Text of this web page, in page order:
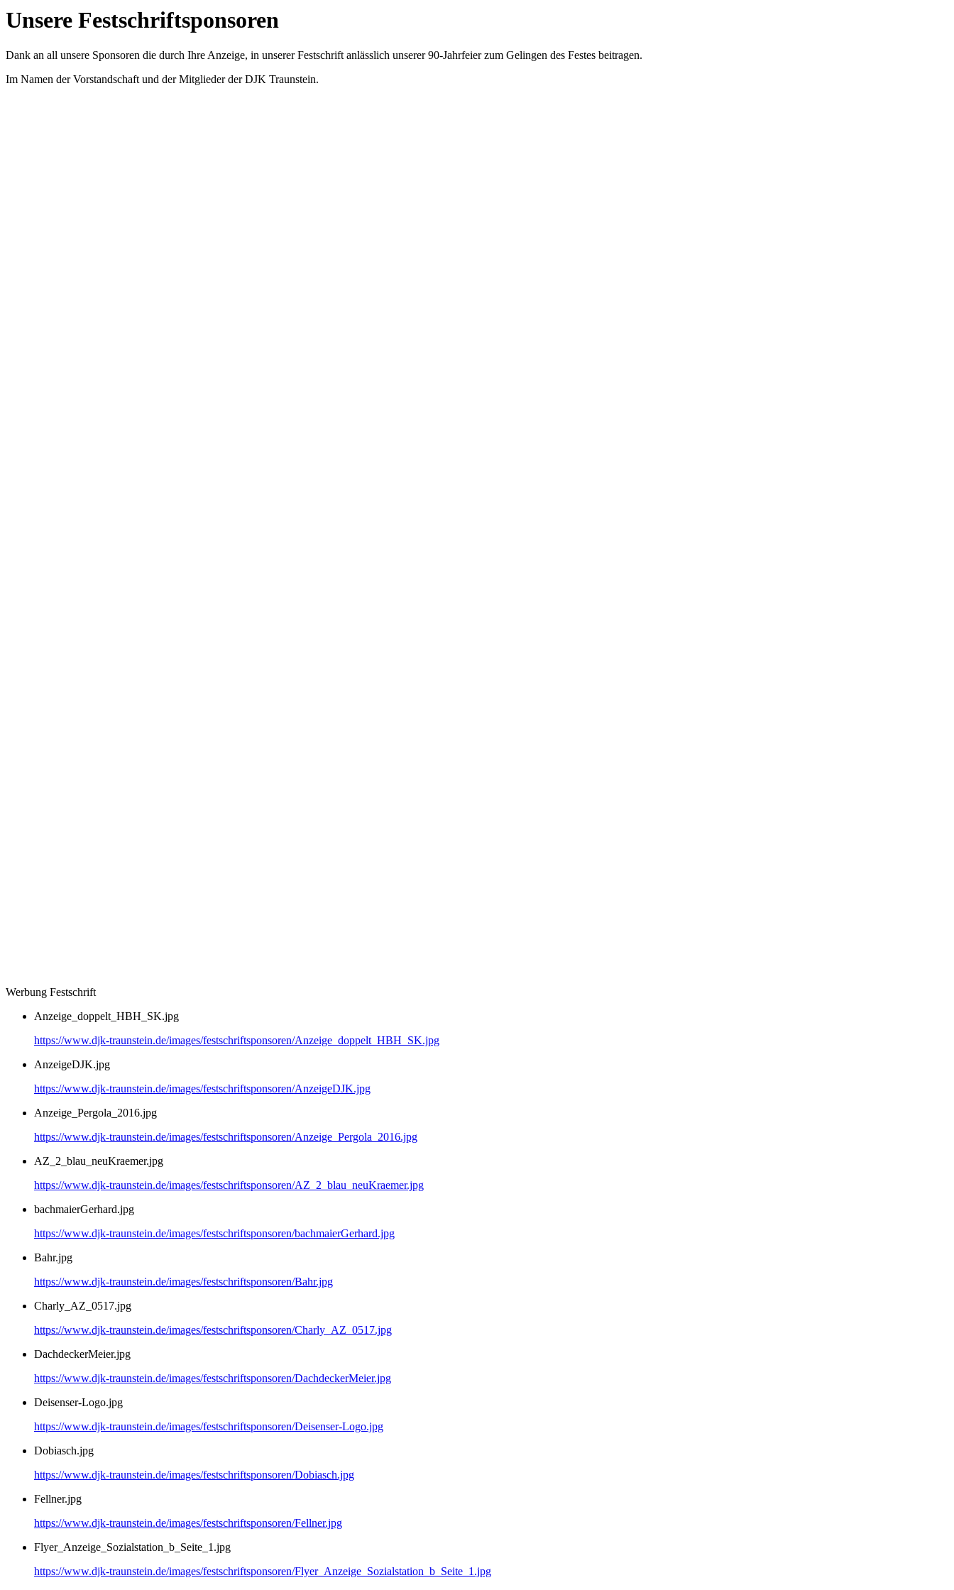
Unsere Festschriftsponsoren
Dank an all unsere Sponsoren die durch Ihre Anzeige, in unserer Festschrift anlässlich unserer 90-Jahrfeier zum Gelingen des Festes beitragen.
Im Namen der Vorstandschaft und der Mitglieder der DJK Traunstein.
Werbung Festschrift
Anzeige_doppelt_HBH_SK.jpg
https://www.djk-traunstein.de/images/festschriftsponsoren/Anzeige_doppelt_HBH_SK.jpg
AnzeigeDJK.jpg
https://www.djk-traunstein.de/images/festschriftsponsoren/AnzeigeDJK.jpg
Anzeige_Pergola_2016.jpg
https://www.djk-traunstein.de/images/festschriftsponsoren/Anzeige_Pergola_2016.jpg
AZ_2_blau_neuKraemer.jpg
https://www.djk-traunstein.de/images/festschriftsponsoren/AZ_2_blau_neuKraemer.jpg
bachmaierGerhard.jpg
https://www.djk-traunstein.de/images/festschriftsponsoren/bachmaierGerhard.jpg
Bahr.jpg
https://www.djk-traunstein.de/images/festschriftsponsoren/Bahr.jpg
Charly_AZ_0517.jpg
https://www.djk-traunstein.de/images/festschriftsponsoren/Charly_AZ_0517.jpg
DachdeckerMeier.jpg
https://www.djk-traunstein.de/images/festschriftsponsoren/DachdeckerMeier.jpg
Deisenser-Logo.jpg
https://www.djk-traunstein.de/images/festschriftsponsoren/Deisenser-Logo.jpg
Dobiasch.jpg
https://www.djk-traunstein.de/images/festschriftsponsoren/Dobiasch.jpg
Fellner.jpg
https://www.djk-traunstein.de/images/festschriftsponsoren/Fellner.jpg
Flyer_Anzeige_Sozialstation_b_Seite_1.jpg
https://www.djk-traunstein.de/images/festschriftsponsoren/Flyer_Anzeige_Sozialstation_b_Seite_1.jpg